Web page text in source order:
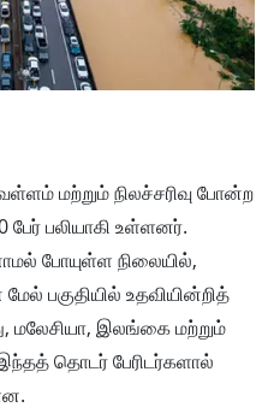
மற்றும் நிலச்சரிவு போன்ற
பேர் பலியாகி உள்ளனர்.
போயுள்ள நிலையில்,
பகுதியில் உதவியின்றித்
மலேசியா, இலங்கை மற்றும்
தொடர் பேரிடர்களால்